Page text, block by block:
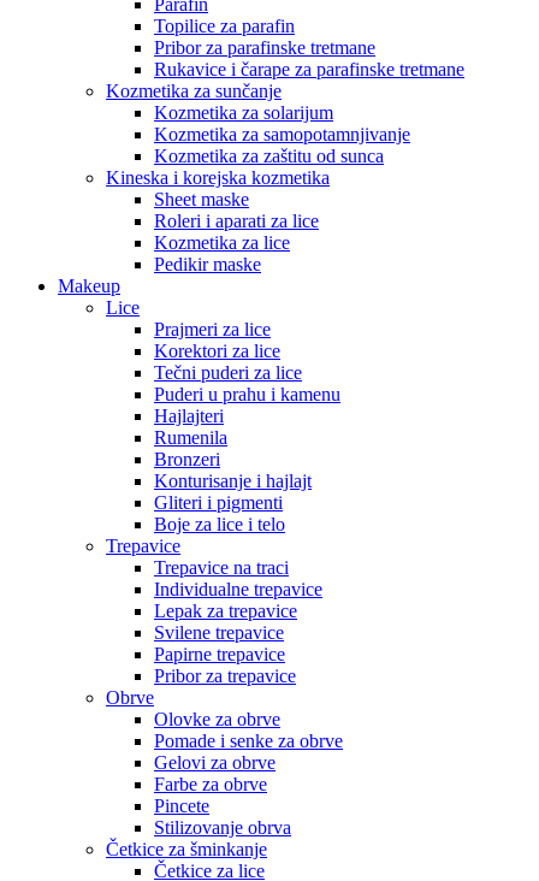
Topilice za parafin
Pribor za parafinske tretmane
Rukavice i čarape za parafinske tretmane
Kozmetika za sunčanje
Kozmetika za solarijum
Kozmetika za samopotamnjivanje
Kozmetika za zaštitu od sunca
Kineska i korejska kozmetika
Sheet maske
Roleri i aparati za lice
Kozmetika za lice
Pedikir maske
Makeup
Lice
Prajmeri za lice
Korektori za lice
Tečni puderi za lice
Puderi u prahu i kamenu
Hajlajteri
Rumenila
Bronzeri
Konturisanje i hajlajt
Gliteri i pigmenti
Boje za lice i telo
Trepavice
Trepavice na traci
Individualne trepavice
Lepak za trepavice
Svilene trepavice
Papirne trepavice
Pribor za trepavice
Obrve
Olovke za obrve
Pomade i senke za obrve
Gelovi za obrve
Farbe za obrve
Pincete
Stilizovanje obrva
Četkice za šminkanje
Četkice za lice